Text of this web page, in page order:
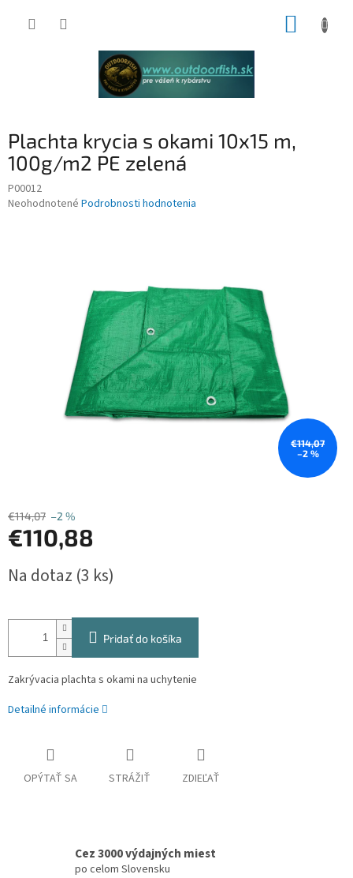
Plachta krycia s okami 10x15 m,
100g/m2 PE zelená
P00012
Priemerné
Neohodnotené Podrobnosti hodnotenia
€114,07
–2 %
€114,07 –2 %
€110,88
cena:
Na dotaz (3 ks)
Pridať do košíka
Zakrývacia plachta s okami na uchytenie
Detailné informácie
OPÝTAŤ SA STRÁŽIŤ ZDIEĽAŤ
Cez 3000 výdajných miest
po celom Slovensku